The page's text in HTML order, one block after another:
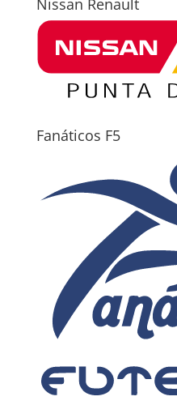
Nissan Renault
Fanáticos F5